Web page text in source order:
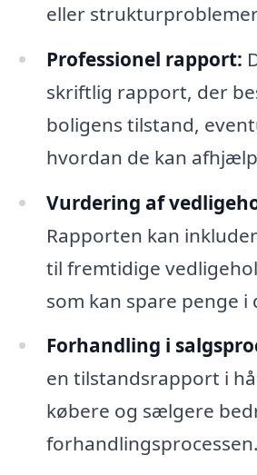
eller
Professionel rapport:
skriftlig rapport, der
boligens tilstand,
hvordan de kan
Vurdering af
Rapporten kan
til fremtidige
som kan spare penge i
Forhandling i
en tilstandsrapport i
købere og sælgere
forhandlingsprocessen.